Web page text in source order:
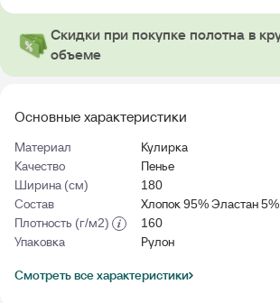
Основные характеристики
Материал
Кулирка
Качество
Пенье
Ширина (см)
180
Состав
Хлопок 95% Эластан 5%
Плотность (г/м2)
160
Упаковка
Рулон
Смотреть все характеристики
Скидки при покупке полотна в
объеме